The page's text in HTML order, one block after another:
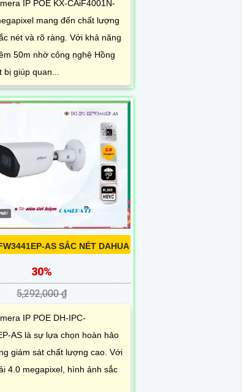
IP POE KX-CAiF4001N-
mang đến chất lượng
nét và rõ ràng. Với khả năng
50m nhờ công nghệ Hồng
bị giúp quan...
AS SẮC NÉT DAHUA
30%
5,292,000 ₫
IP POE DH-IPC-
AS là sự lựa chọn hoàn hảo
giám sát chất lượng cao. Với
4.0 megapixel, hình ảnh sắc